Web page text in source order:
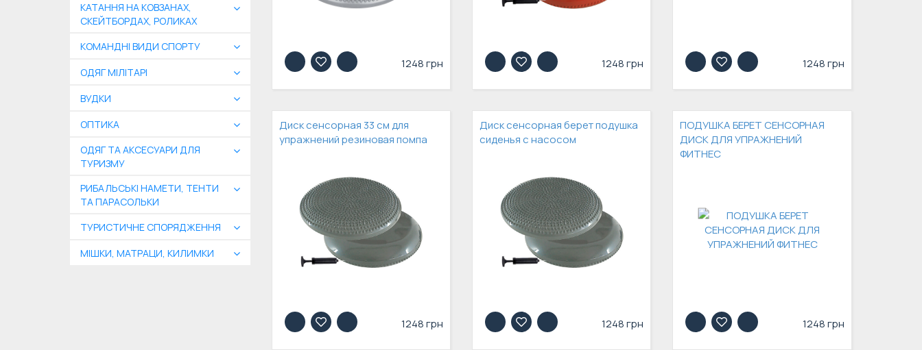
КАТАННЯ НА КОВЗАНАХ,
СКЕЙТБОРДАХ, РОЛИКАХ
КОМАНДНІ ВИДИ СПОРТУ
ОДЯГ МІЛІТАРІ
ВУДКИ
ОПТИКА
ОДЯГ ТА АКСЕСУАРИ ДЛЯ
ТУРИЗМУ
РИБАЛЬСЬКІ НАМЕТИ, ТЕНТИ
ТА ПАРАСОЛЬКИ
ТУРИСТИЧНЕ СПОРЯДЖЕННЯ
МІШКИ, МАТРАЦИ, КИЛИМКИ
1248 грн 1248 грн 1248 грн
Диск сенсорная 33 см для
упражнений резиновая помпа
1248 грн
Диск сенсорная берет подушка
сиденья с насосом
1248 грн
ПОДУШКА БЕРЕТ СЕНСОРНАЯ
ДИСК ДЛЯ УПРАЖНЕНИЙ
ФИТНЕС
1248 грн